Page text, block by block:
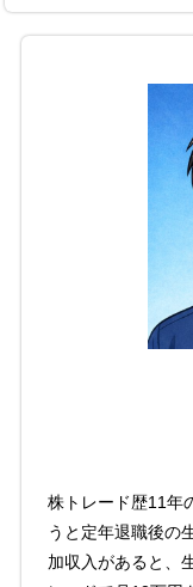
株トレード歴11
うと定年退職後の
加収入があると、